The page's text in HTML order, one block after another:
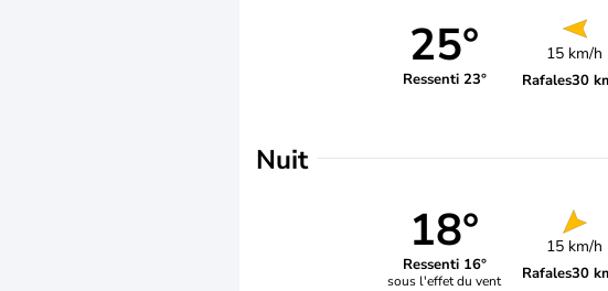
25°
Ressenti 23°
15 km/h
Rafales30
Nuit
18°
Ressenti 16°
sous l'effet du vent
15 km/h
Rafales30